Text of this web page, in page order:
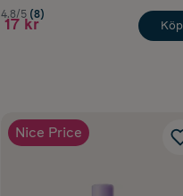
4.8/5 (8)
17 kr Köp
Nice Price